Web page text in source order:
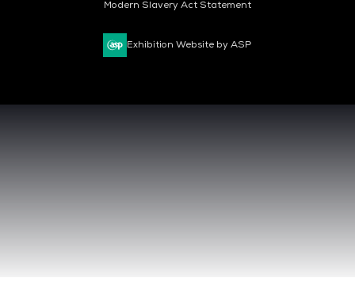
Modern Slavery Act Statement
Exhibition Website by ASP